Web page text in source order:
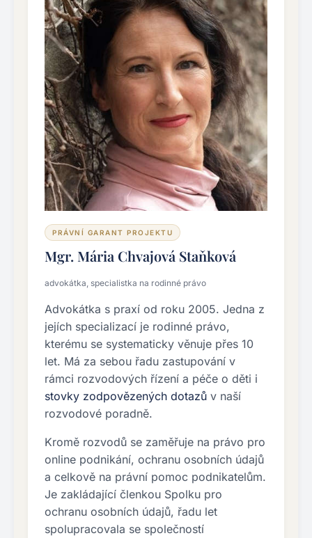
PRÁVNÍ GARANT PROJEKTU
Mgr. Mária Chvajová Staňková
advokátka, specialistka na rodinné právo
Advokátka s praxí od roku 2005. Jedna z
jejích specializací je rodinné právo,
kterému se systematicky věnuje přes 10
let. Má za sebou řadu zastupování v
rámci rozvodových řízení a péče o děti i
stovky zodpovězených dotazů v naší
rozvodové poradně.
Kromě rozvodů se zaměřuje na právo pro
online podnikání, ochranu osobních údajů
a celkově na právní pomoc podnikatelům.
Je zakládající členkou Spolku pro
ochranu osobních údajů, řadu let
spolupracovala se společností